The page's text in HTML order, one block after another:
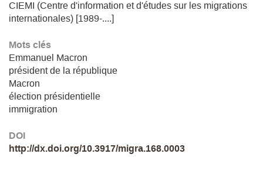
CIEMI (Centre d'information et d'études sur les migrations
internationales) [1989-....]
Mots clés
Emmanuel Macron
président de la république
Macron
élection présidentielle
immigration
DOI
http://dx.doi.org/10.3917/migra.168.0003